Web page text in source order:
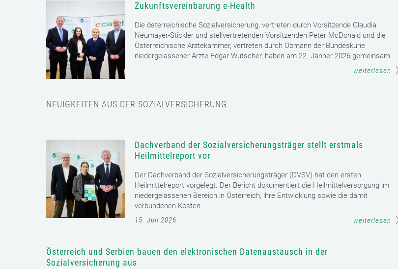
Zukunftsvereinbarung e-Health
Die österreichische Sozialversicherung, vertreten durch Vorsitzende Claudia
Neumayer-Stickler und stellvertretenden Vorsitzenden Peter McDonald und die
Österreichische Ärztekammer, vertreten durch Obmann der Bundeskurie
niedergelassener Ärzte Edgar Wutscher, haben am 22. Jänner 2026 gemeinsam ...
weiterlesen
NEUIGKEITEN AUS DER SOZIALVERSICHERUNG
Dachverband der Sozialversicherungsträger stellt erstmals
Heilmittelreport vor
Der Dachverband der Sozialversicherungsträger (DVSV) hat den ersten
Heilmittelreport vorgelegt. Der Bericht dokumentiert die Heilmittelversorgung im
niedergelassenen Bereich in Österreich, ihre Entwicklung sowie die damit
verbundenen Kosten. ...
15. Juli 2026
weiterlesen
Österreich und Serbien bauen den elektronischen Datenaustausch in der
Sozialversicherung aus